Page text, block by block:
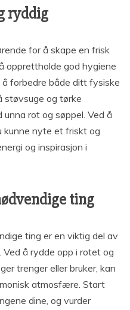
ryddig
for å skape en frisk
opprettholde god hygiene
å forbedre både ditt fysiske
støvsuge og tørke
rot og søppel. Ved å
kunne nyte et friskt og
og inspirasjon i
ting
ting er en viktig del av
å rydde opp i rotet og
trenger eller bruker, kan
atmosfære. Start
dine, og vurder